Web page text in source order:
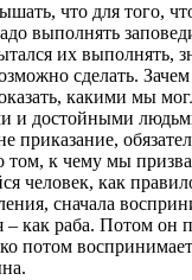
что для того,
выполнять
их выполнять,
сделать.
какими мы
и достойными
приказание,
том, к чему мы
человек, как
сначала
– как раба. Потом он
потом